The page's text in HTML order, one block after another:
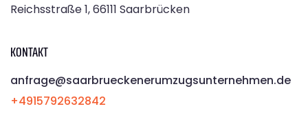
Reichsstraße 1, 66111 Saarbrücken
KONTAKT
anfrage@saarbrueckenerumzugsunternehmen.de
+4915792632842